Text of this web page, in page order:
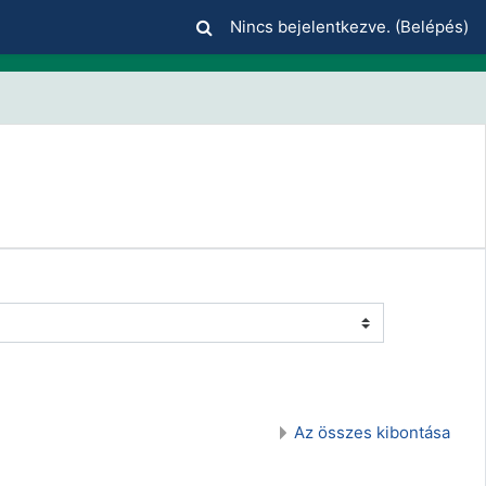
Nincs bejelentkezve. (Belépés)
Az összes kibontása